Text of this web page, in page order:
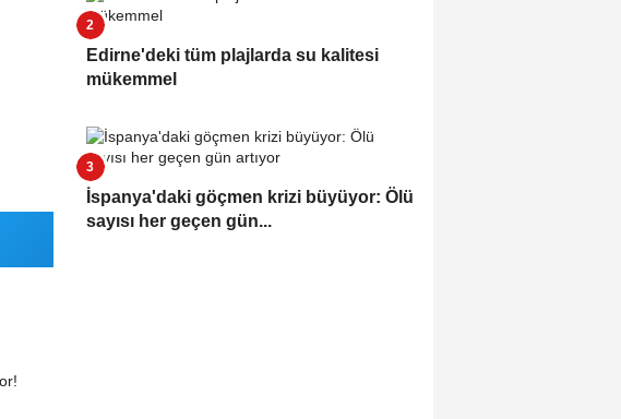
Edirne'deki tüm plajlarda su kalitesi
mükemmel
İspanya'daki göçmen krizi büyüyor: Ölü
sayısı her geçen gün...